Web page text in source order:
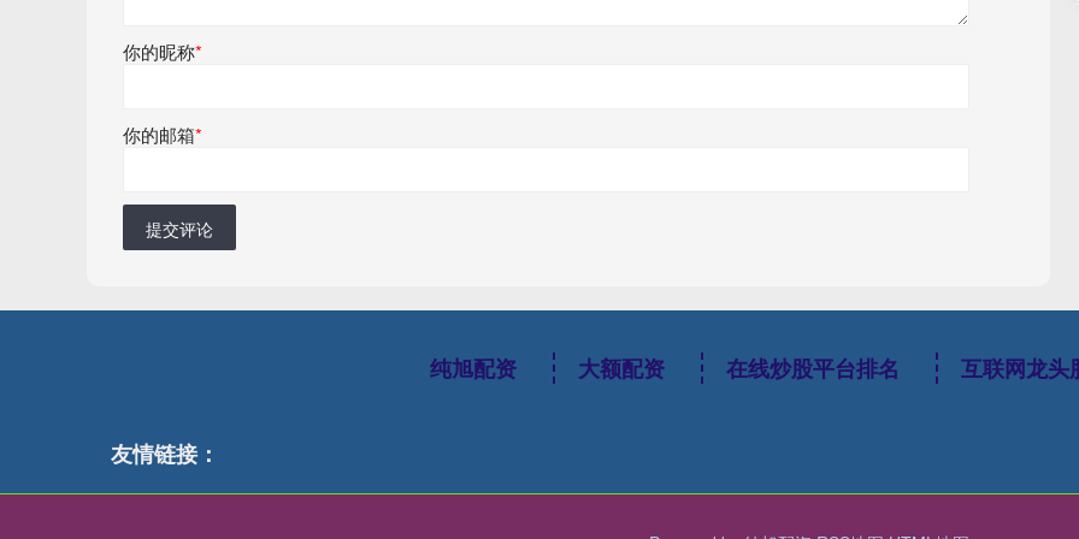
你的昵称*
你的邮箱*
提交评论
纯旭配资 大额配资 在线炒股平台排名 互联网龙头
友情链接：